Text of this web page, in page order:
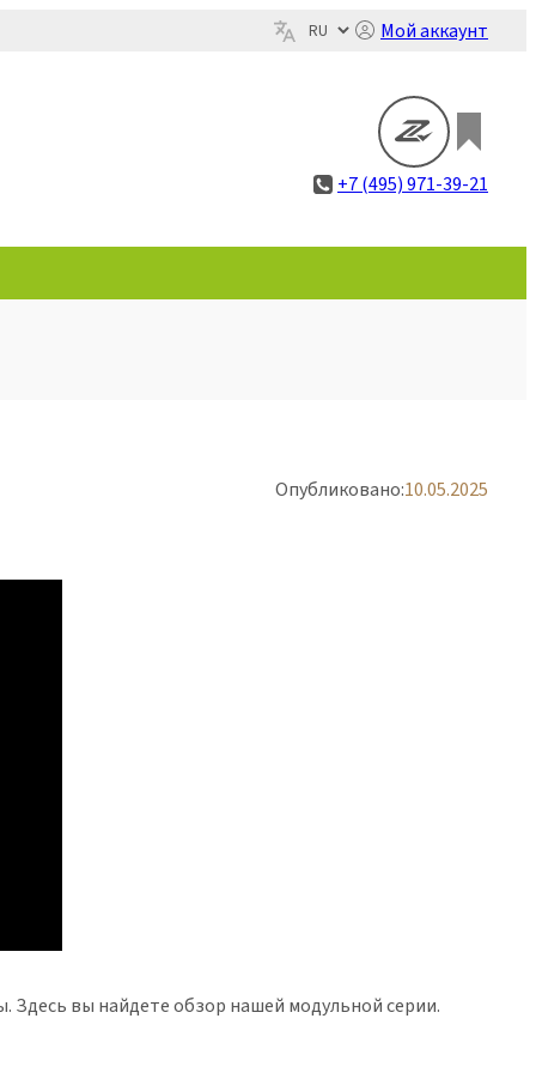
Мой аккаунт
+7 (495) 971-39-21
Опубликовано:10.05.2025
вы найдете обзор нашей модульной серии.